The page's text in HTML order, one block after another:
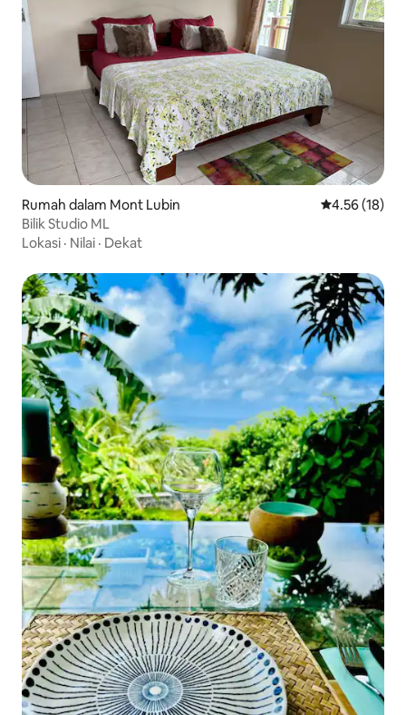
Rumah dalam Mont Lubin Penarafan
4.56 (18)
Bilik Studio ML
Lokasi · Nilai · Dekat